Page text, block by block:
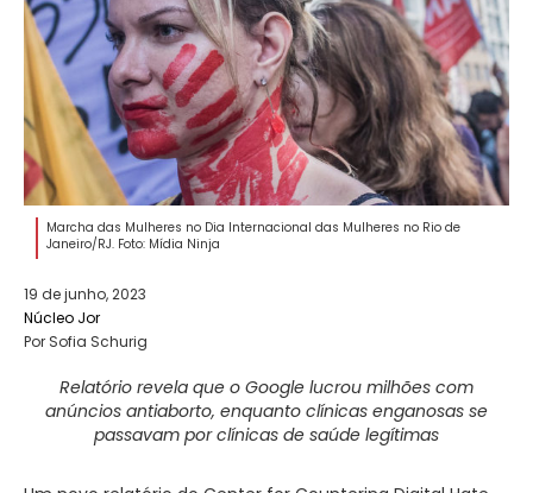
Marcha das Mulheres no Dia Internacional das Mulheres no Rio de
Janeiro/RJ. Foto: Mídia Ninja
19 de junho, 2023
Núcleo Jor
Por Sofia Schurig
Relatório revela que o Google lucrou milhões com
anúncios antiaborto, enquanto clínicas enganosas se
passavam por clínicas de saúde legítimas